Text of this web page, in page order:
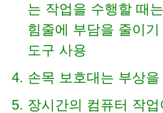
는 작업을 수행할 때는
힘줄에 부담을 줄이
도구 사용
손목 보호대는 부상
장시간의 컴퓨터 작업